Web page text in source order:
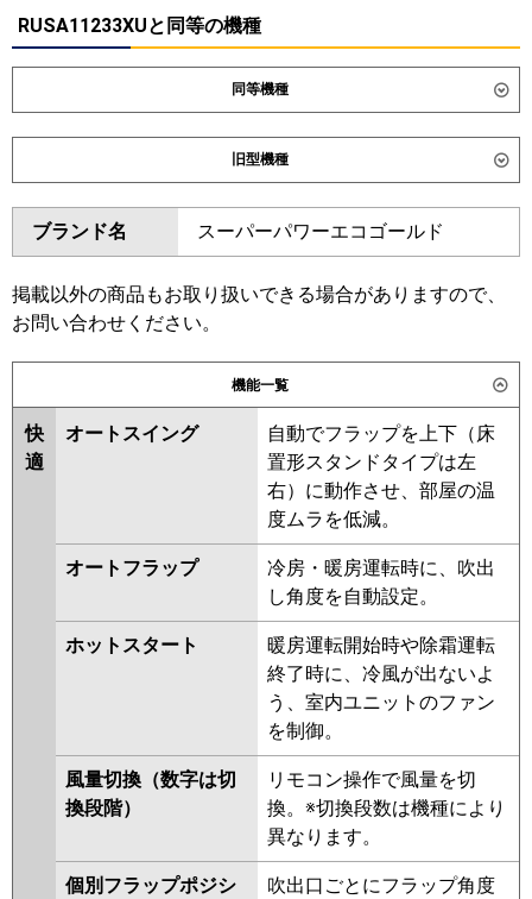
RUSA11233XUと同等の機種
同等機種
ダイキン SZRC112CN SZRC112C
SZRUC112C
東芝 GUHA112111XU GUHA112111MUB
GUSA112141MUB GUSA112141XU
GUSA11214P1MUB
GUSA11214P1XU
三菱電機 PLZ-HRMP112H6 PLZ-
HRMP112HFG6 PLZ-
HRMP112HBF6 PLZ-
HRMP112HF6 PLZ-ERMP112H6
PLZ-ERMP112HLE6 PLZ-
ERMP112HE6
RCI-GP112RHN6 RCI-
GP112RSH12
FDTV1126H6SA-rak
FDTV1126H6SA-airf
FDTV1126H6SA
osj
パナソニック PA-P112U7KNCX PA-P112U7KC
PA-P112U7KNC PA-P112U7HNC
PA-P112U7HNCX PA-P112U7HC
旧型機種
ダイキン SZRC112BY SZRC112BYN
SZRUC112BY SZRC112BJ
SZRC112BJN SZRJC112BJ
SZRJC112BF SDRC112B
SDRC112BN
SZRC112BCN
東芝 GUHA11211MUB GUHA11211XU
GUEA11212XU GUEA11212MUB
GUSA11214MUB GUSA11214XU
GUSA11214PMUB
GUSA11214PXU RUEA11232MUB
RUEA11232XU RUSA11234XU
RUSA11234MUB RUHA11231MUB
RUEA11231MUB RUSA11233MUB
RUHA11231MU RUHA11231XU
RUEA11231MU RUEA11231XU
RUSA11233MU RUEA11231M
RUEA11231X RUHA11231M
RUHA11231X AUHA11274M
AUHA11274M-R AUHA11274X
AUHA11274X-R AUEA11237M
AUEA11237X
RUSA11233M
RUSA11233X AUEA11277M
ブランド名 スーパーパワーエコゴールド
掲載以外の商品もお取り扱いできる場合がありますので、
お問い合わせください。
機能一覧
快
適
オートスイング
自動でフラップを上下（床
置形スタンドタイプは左
右）に動作させ、部屋の温
度ムラを低減。
オートフラップ
冷房・暖房運転時に、吹出
し角度を自動設定。
ホットスタート
暖房運転開始時や除霜運転
終了時に、冷風が出ないよ
う、室内ユニットのファン
を制御。
風量切換（数字は切
換段階）
リモコン操作で風量を切
換。※切換段数は機種により
異なります。
個別フラップポジシ
吹出口ごとにフラップ角度